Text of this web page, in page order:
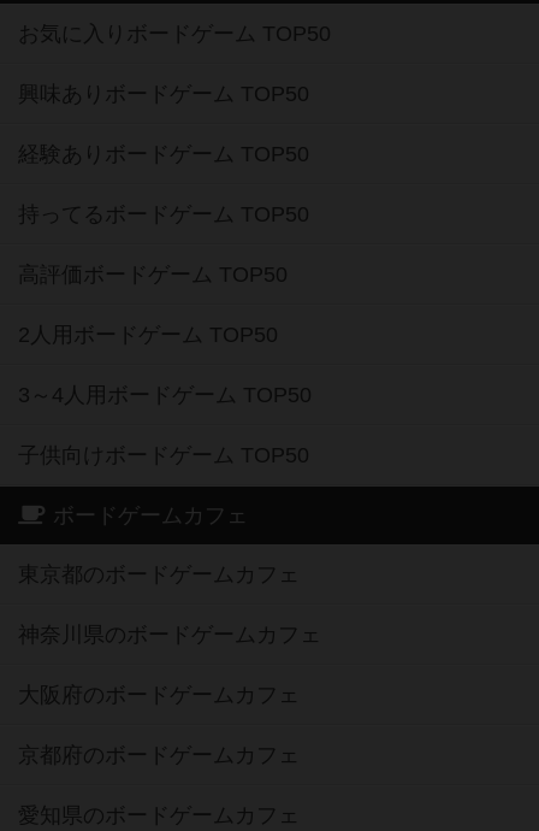
お気に入りボードゲーム TOP50
興味ありボードゲーム TOP50
経験ありボードゲーム TOP50
持ってるボードゲーム TOP50
高評価ボードゲーム TOP50
2人用ボードゲーム TOP50
3～4人用ボードゲーム TOP50
子供向けボードゲーム TOP50
ボードゲームカフェ
東京都のボードゲームカフェ
神奈川県のボードゲームカフェ
大阪府のボードゲームカフェ
京都府のボードゲームカフェ
愛知県のボードゲームカフェ